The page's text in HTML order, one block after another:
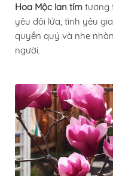
Hoa Mộc lan tím tượng
yêu đôi lứa, tình yêu
quyền quý và nhẹ
người.